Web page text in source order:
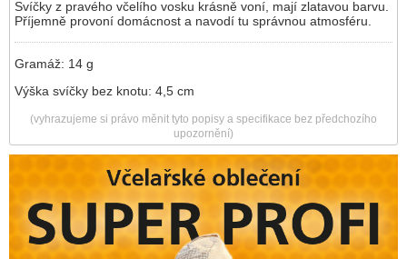
Svíčky z pravého včelího vosku krásně voní, mají zlatavou barvu.
Příjemně provoní domácnost a navodí tu správnou atmosféru.
Gramáž: 14 g
Výška svíčky bez knotu: 4,5 cm
(vyhrazujeme si právo měnit tyto popisy a specifikace bez předchozího
upozornění)